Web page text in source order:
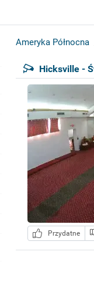
Ameryka Północna
Hicksville -
Przydatne